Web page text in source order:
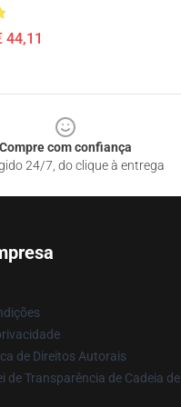
44,11
Compre com confiança
24/7, do clique à entrega
de Direitos Autorais
de Transparência de Cadeia de